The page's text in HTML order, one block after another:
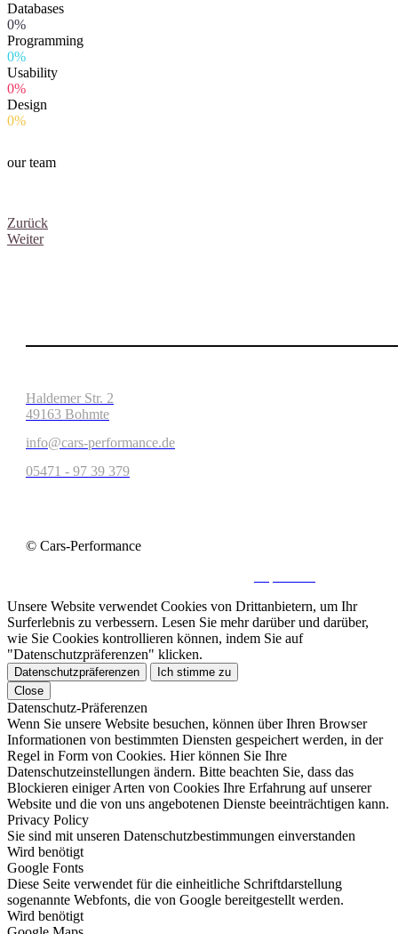
Databases
0%
Programming
0%
Usability
0%
Design
0%
our team
Zurück
Weiter
Haldemer Str. 2
49163 Bohmte
info@cars-performance.de
05471 - 97 39 379
© Cars-Performance
Unsere Website verwendet Cookies von Drittanbietern, um Ihr
Surferlebnis zu verbessern. Lesen Sie mehr darüber und darüber,
wie Sie Cookies kontrollieren können, indem Sie auf
"Datenschutzpräferenzen" klicken.
Datenschutzpräferenzen
Ich stimme zu
Close
Datenschutz-Präferenzen
Wenn Sie unsere Website besuchen, können über Ihren Browser
Informationen von bestimmten Diensten gespeichert werden, in der
Regel in Form von Cookies. Hier können Sie Ihre
Datenschutzeinstellungen ändern. Bitte beachten Sie, dass das
Blockieren einiger Arten von Cookies Ihre Erfahrung auf unserer
Website und die von uns angebotenen Dienste beeinträchtigen kann.
Privacy Policy
Sie sind mit unseren Datenschutzbestimmungen einverstanden
Wird benötigt
Google Fonts
Diese Seite verwendet für die einheitliche Schriftdarstellung
sogenannte Webfonts, die von Google bereitgestellt werden.
Wird benötigt